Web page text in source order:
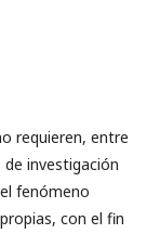
requieren, entre
investigación
fenómeno
con el fin